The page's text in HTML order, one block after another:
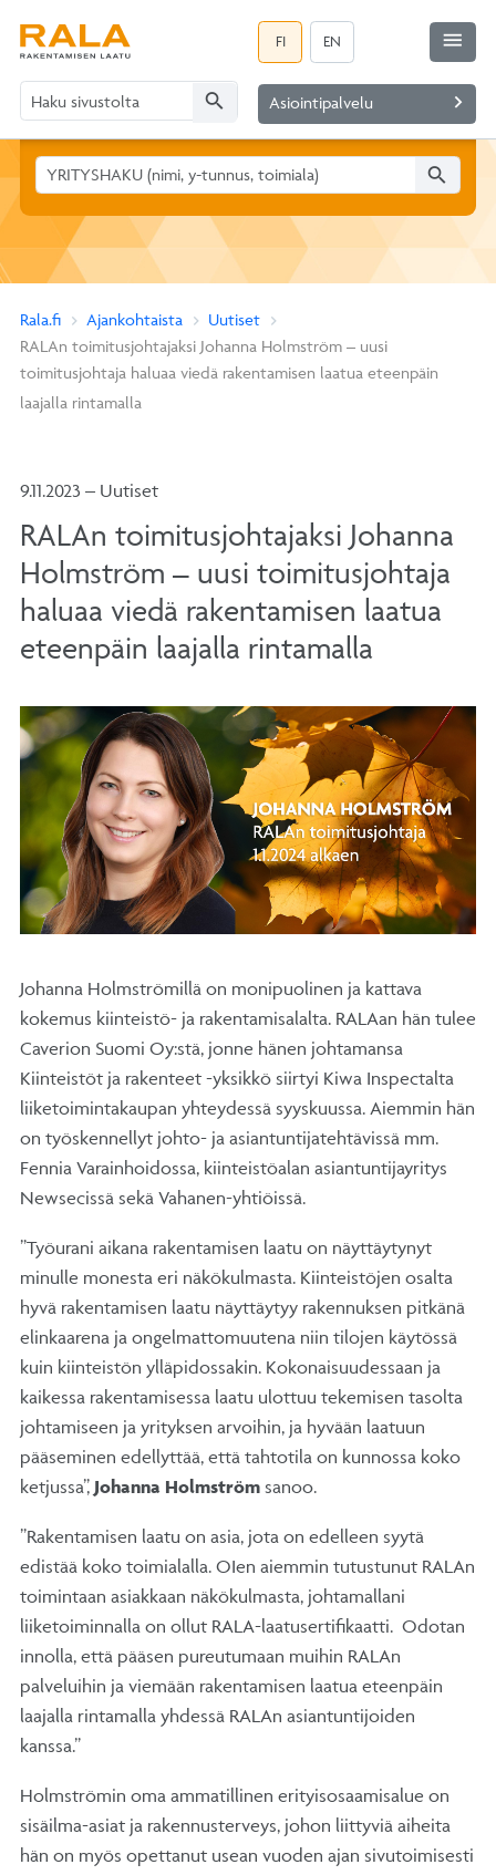
FI EN
search Asiointipalvelu navigate_next
menu
search
Rala.fi Ajankohtaista
Uutiset
RALAn toimitusjohtajaksi Johanna Holmström – uusi
toimitusjohtaja haluaa viedä rakentamisen laatua eteenpäin
laajalla rintamalla
9.11.2023 – Uutiset
RALAn toimitusjohtajaksi Johanna
Holmström – uusi toimitusjohtaja
haluaa viedä rakentamisen laatua
eteenpäin laajalla rintamalla
Johanna Holmströmillä on monipuolinen ja kattava
kokemus kiinteistö- ja rakentamisalalta. RALAan hän tulee
Caverion Suomi Oy:stä, jonne hänen johtamansa
Kiinteistöt ja rakenteet -yksikkö siirtyi Kiwa Inspectalta
liiketoimintakaupan yhteydessä syyskuussa. Aiemmin hän
on työskennellyt johto- ja asiantuntijatehtävissä mm.
Fennia Varainhoidossa, kiinteistöalan asiantuntijayritys
Newsecissä sekä Vahanen-yhtiöissä.
”Työurani aikana rakentamisen laatu on näyttäytynyt
minulle monesta eri näkökulmasta. Kiinteistöjen osalta
hyvä rakentamisen laatu näyttäytyy rakennuksen pitkänä
elinkaarena ja ongelmattomuutena niin tilojen käytössä
kuin kiinteistön ylläpidossakin. Kokonaisuudessaan ja
kaikessa rakentamisessa laatu ulottuu tekemisen tasolta
johtamiseen ja yrityksen arvoihin, ja hyvään laatuun
pääseminen edellyttää, että tahtotila on kunnossa koko
ketjussa”, Johanna Holmström sanoo.
”Rakentamisen laatu on asia, jota on edelleen syytä
edistää koko toimialalla. OIen aiemmin tutustunut RALAn
toimintaan asiakkaan näkökulmasta, johtamallani
liiketoiminnalla on ollut RALA-laatusertifikaatti. Odotan
innolla, että pääsen pureutumaan muihin RALAn
palveluihin ja viemään rakentamisen laatua eteenpäin
laajalla rintamalla yhdessä RALAn asiantuntijoiden
kanssa.”
Holmströmin oma ammatillinen erityisosaamisalue on
sisäilma-asiat ja rakennusterveys, johon liittyviä aiheita
hän on myös opettanut usean vuoden ajan sivutoimisesti